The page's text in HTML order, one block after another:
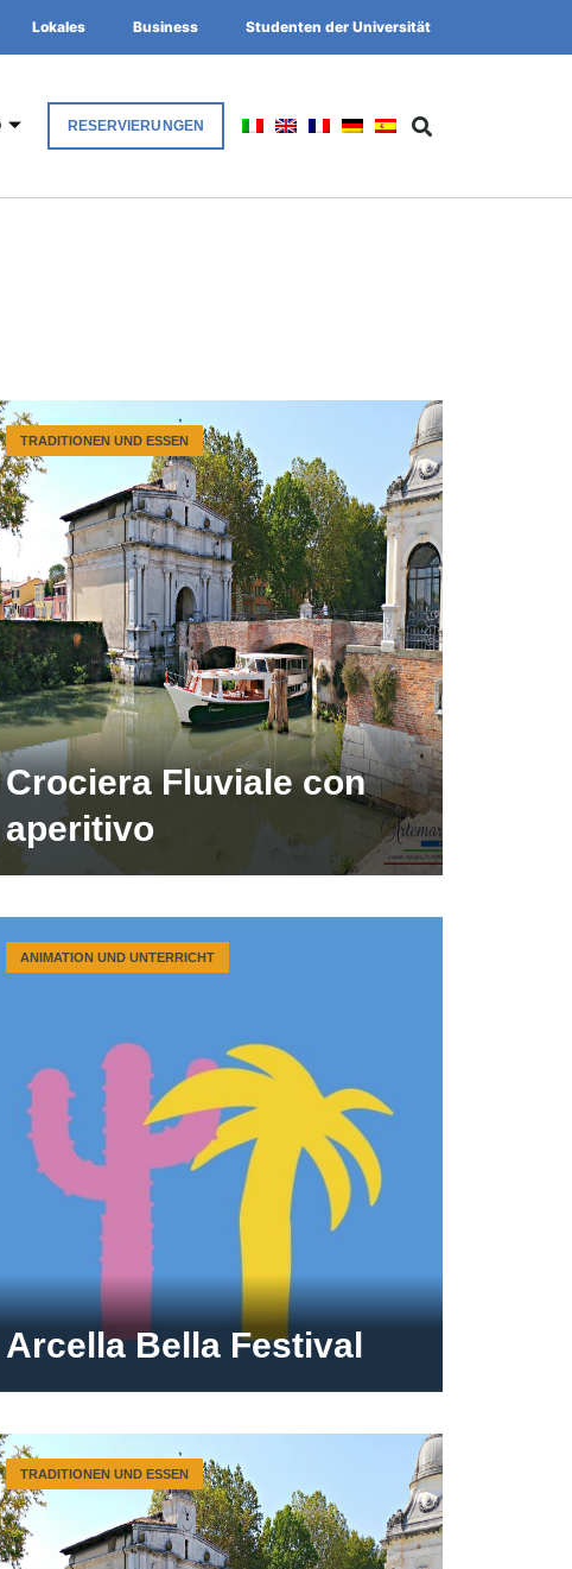
Lokales Business Studenten der Universität
RESERVIERUNGEN
Crociera Fluviale con
aperitivo
TRADITIONEN UND ESSEN
Arcella Bella Festival
ANIMATION UND UNTERRICHT
TRADITIONEN UND ESSEN